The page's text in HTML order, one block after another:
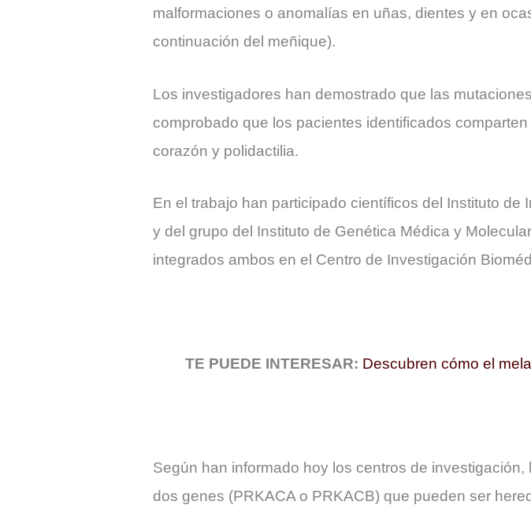
malformaciones o anomalías en uñas, dientes y en
continuación del meñique).
Los investigadores han demostrado que las
comprobado que los pacientes identificados
corazón y polidactilia.
En el trabajo han participado científicos del Instituto
y del grupo del Instituto de Genética Médica y
integrados ambos en el Centro de Investigación
TE PUEDE INTERESAR: Descubren cómo el
Según han informado hoy los centros de
dos genes (PRKACA o PRKACB) que pueden ser